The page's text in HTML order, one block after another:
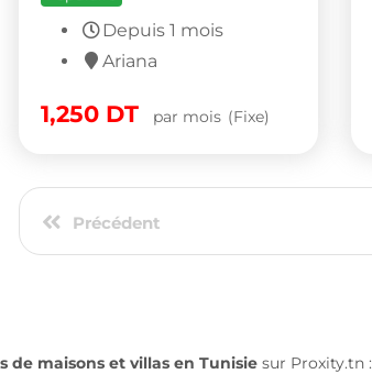
Depuis 1 mois
Ariana
1,250 DT par mois (Fixe)
Précédent
de maisons et villas en Tunisiesur Proxity.tn :